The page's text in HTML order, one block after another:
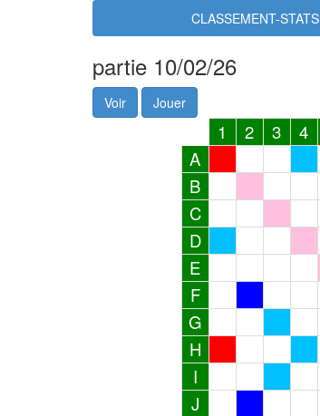
CLASSEMENT-STATS
partie 10/02/26
Voir Jouer
1 2 3 4
A
B
C
D
E
F
G
H
I
J